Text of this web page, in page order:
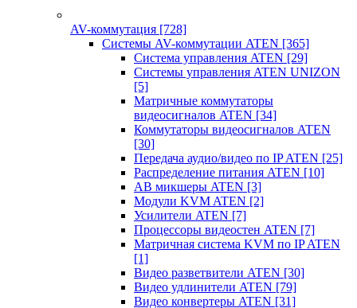
AV-коммутация [728]
Системы AV-коммутации ATEN [365]
Система управления ATEN [29]
Системы управления ATEN UNIZON
[5]
Матричные коммутаторы
видеосигналов ATEN [34]
Коммутаторы видеосигналов ATEN
[30]
Передача аудио/видео по IP ATEN [25]
Распределение питания ATEN [10]
АВ микшеры ATEN [3]
Модули KVM ATEN [2]
Усилители ATEN [7]
Процессоры видеостен ATEN [7]
Матричная система KVM по IP ATEN
[1]
Видео разветвители ATEN [30]
Видео удлинители ATEN [79]
Видео конвертеры ATEN [31]